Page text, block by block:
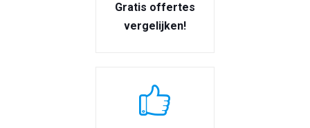
Gratis offertes
vergelijken!